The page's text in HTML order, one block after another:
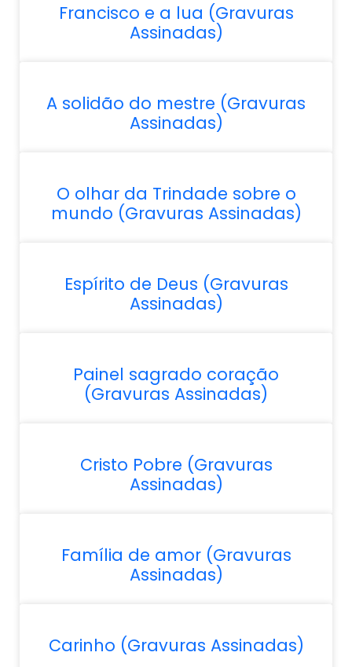
Francisco e a lua (Gravuras
Assinadas)
A solidão do mestre (Gravuras
Assinadas)
O olhar da Trindade sobre o
mundo (Gravuras Assinadas)
Espírito de Deus (Gravuras
Assinadas)
Painel sagrado coração
(Gravuras Assinadas)
Cristo Pobre (Gravuras
Assinadas)
Família de amor (Gravuras
Assinadas)
Carinho (Gravuras Assinadas)